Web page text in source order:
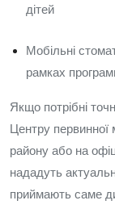
дітей
Мобільні
рамках
Якщо потрібні
Центру первинної
району або на
нададуть
приймають саме